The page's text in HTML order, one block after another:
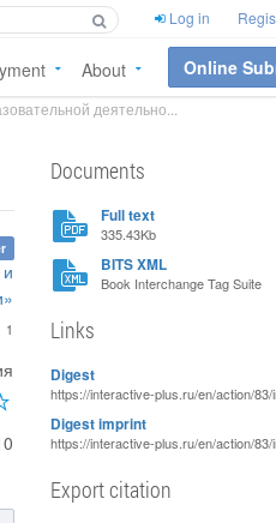
Log in
About Online
деятельно...
1
Documents
Full text
335.43Kb
BITS XML
Book Interchange Tag Suite
Links
Digest
https://interactive-plus.ru/en/action/83/
Digest imprint
https://interactive-plus.ru/en/action/83/
Export citation